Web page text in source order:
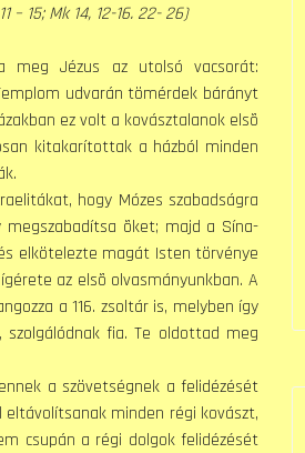
– 15; Mk 14, 12-16. 22- 26)
Jézus az utolsó vacsorát:
udvarán tömérdek bárányt
ez volt a kovásztalanok elsõ
kitakarítottak a házból minden
hogy Mózes szabadságra
õket; majd a Sína-
elkötelezte magát Isten törvénye
az elsõ olvasmányunkban. A
a 116. zsoltár is, melyben így
fia. Te oldottad meg
a szövetségnek a felidézését
minden régi kovászt,
csupán a régi dolgok felidézését